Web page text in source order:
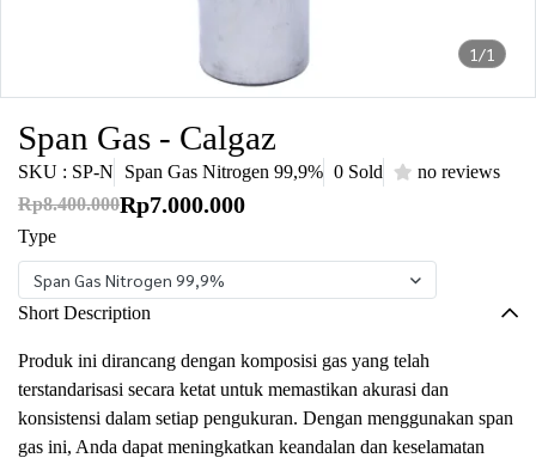
1/1
Span Gas - Calgaz
SKU : SP-N Span Gas Nitrogen 99,9% 0 Sold
no reviews
Rp8.400.000Rp7.000.000
Type
Span Gas Nitrogen 99,9%
Short Description
Produk ini dirancang dengan komposisi gas yang telah
terstandarisasi secara ketat untuk memastikan akurasi dan
konsistensi dalam setiap pengukuran. Dengan menggunakan span
gas ini, Anda dapat meningkatkan keandalan dan keselamatan